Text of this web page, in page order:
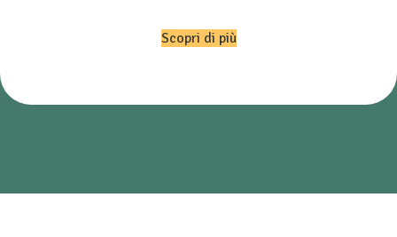
Scopri di più